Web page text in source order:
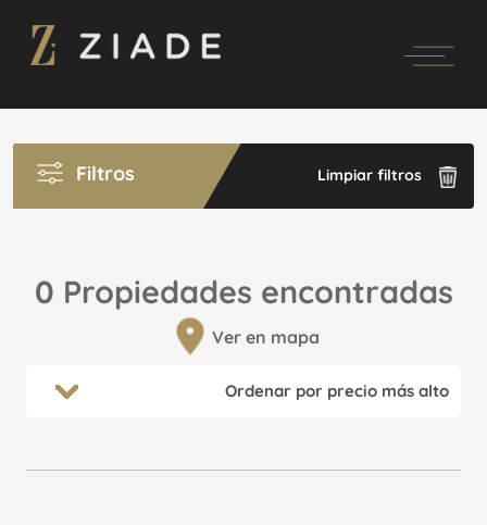
Filtros Limpiar filtros
0 Propiedades encontradas
Ver en mapa